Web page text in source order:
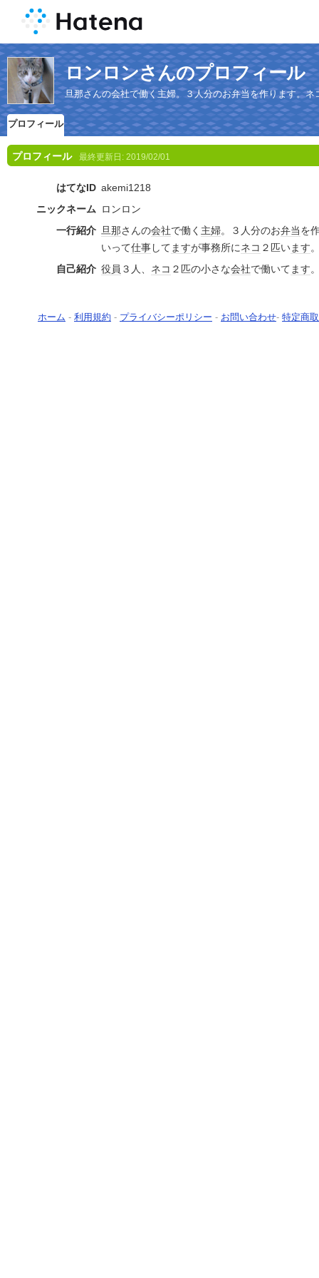
ロンロンさんのプロフィール
旦那さんの会社で働く主婦。３人分のお弁当を作ります。
プロフィール
プロフィール 最終更新日: 2019/02/01
はてなID akemi1218
ニックネーム ロンロン
一行紹介 旦那さんの会社で働く 主婦。３人分のお弁当を
いって仕事してますが事務所にネコ ２匹います
自己紹介 役員 ３人、 ネコ ２匹の小さな会社で働いてます
ホーム - 利用規約 - プライバシーポリシー - お問い合わせ- 特定商